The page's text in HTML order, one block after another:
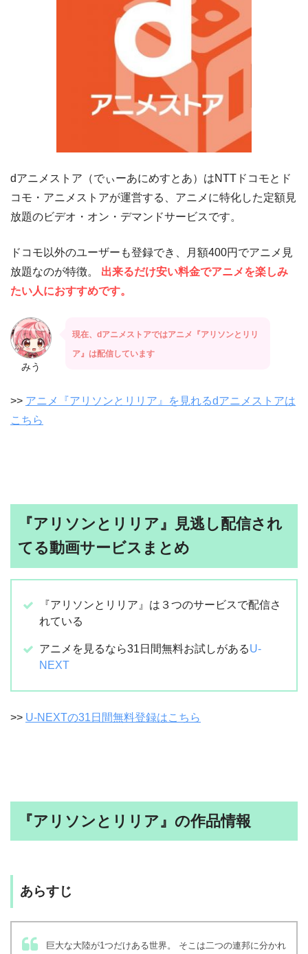
dアニメストア（でぃーあにめすとあ）はNTTドコモとド
コモ・アニメストアが運営する、アニメに特化した定額見
放題のビデオ・オン・デマンドサービスです。
ドコモ以外のユーザーも登録でき、月額400円でアニメ見
放題なのが特徴。 出来るだけ安い料金でアニメを楽しみ
たい人におすすめです。
みう
現在、dアニメストアではアニメ『アリソンとリリ
ア』は配信しています
>> アニメ『アリソンとリリア』を見れるdアニメストアは
こちら
『アリソンとリリア』見逃し配信され
てる動画サービスまとめ
『アリソンとリリア』は３つのサービスで配信さ
れている
アニメを見るなら31日間無料お試しがあるU-
NEXT
>> U-NEXTの31日間無料登録はこちら
『アリソンとリリア』の作品情報
あらすじ
巨大な大陸が1つだけある世界。 そこは二つの連邦に分かれ